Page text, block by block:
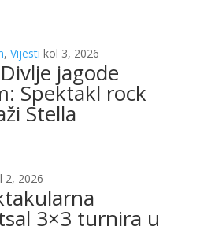
, Vijesti kol 3, 2026
jagode
Spektakl rock
Stella
2, 2026
3×3 turnira u